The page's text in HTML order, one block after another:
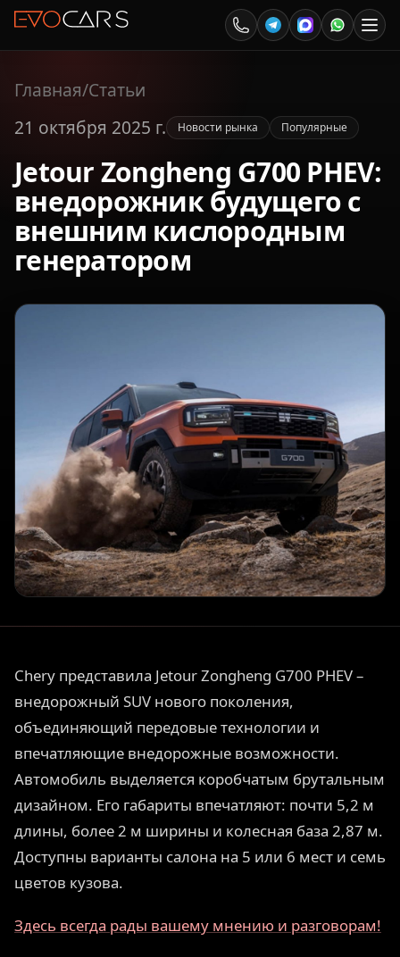
Главная/Статьи
21 октября 2025 г.
Новости рынка Популярные
Jetour Zongheng G700 PHEV:
внедорожник будущего с
внешним кислородным
генератором
Chery представила Jetour Zongheng G700 PHEV –
внедорожный SUV нового поколения,
объединяющий передовые технологии и
впечатляющие внедорожные возможности.
Автомобиль выделяется коробчатым брутальным
дизайном. Его габариты впечатляют: почти 5,2 м
длины, более 2 м ширины и колесная база 2,87 м.
Доступны варианты салона на 5 или 6 мест и семь
цветов кузова.
Здесь всегда рады вашему мнению и разговорам!